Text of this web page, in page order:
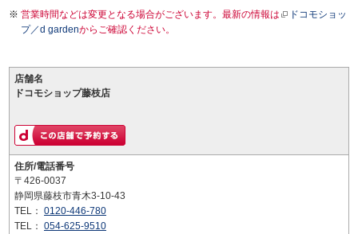
営業時間などは変更となる場合がございます。最新の情報は
ドコモショッ
プ／d gardenからご確認ください。
店舗名
ドコモショップ藤枝店
住所/電話番号
〒426-0037
静岡県藤枝市青木3-10-43
TEL： 0120-446-780
TEL： 054-625-9510